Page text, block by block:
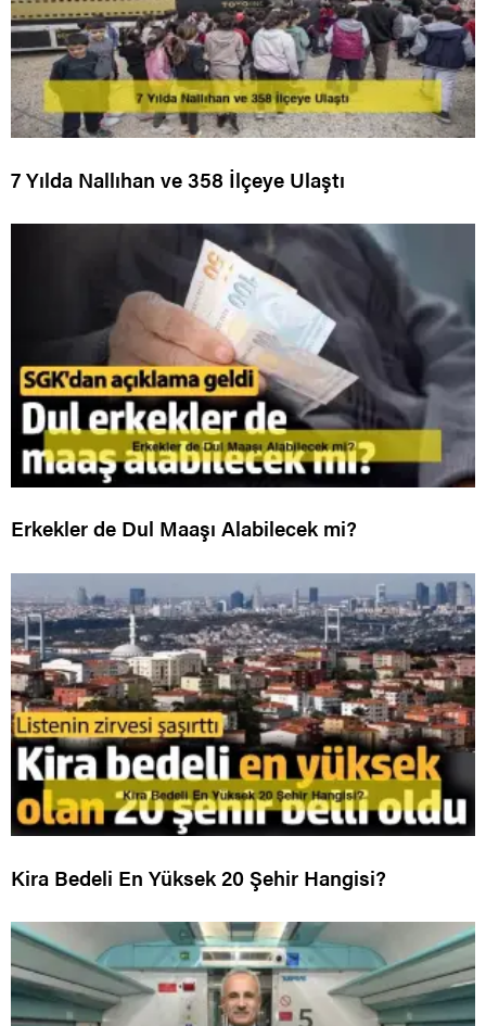
7 Yılda Nallıhan ve 358 İlçeye Ulaştı
Erkekler de Dul Maaşı Alabilecek mi?
Kira Bedeli En Yüksek 20 Şehir Hangisi?